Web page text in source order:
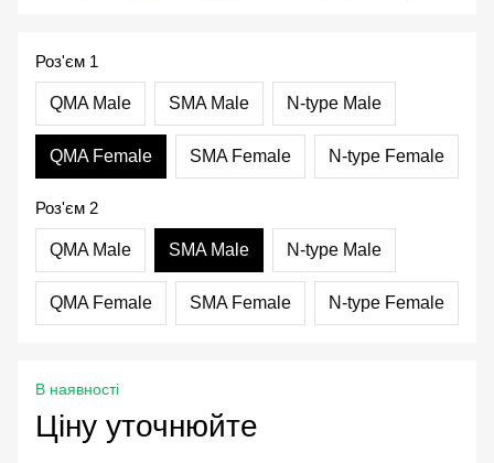
Роз'єм 1
QMA Male SMA Male N-type Male
QMA Female SMA Female N-type Female
Роз'єм 2
QMA Male SMA Male N-type Male
QMA Female SMA Female N-type Female
В наявності
Ціну уточнюйте